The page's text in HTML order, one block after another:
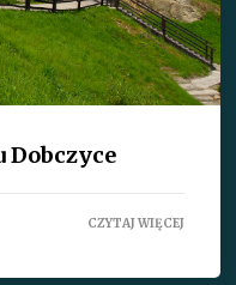
Dobczyce
CZYTAJ WIĘCEJ